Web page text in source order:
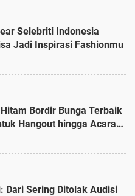
Selebriti Indonesia
Jadi Inspirasi Fashionmu
Bordir Bunga Terbaik
Hangout hingga Acara
Dari Sering Ditolak Audisi